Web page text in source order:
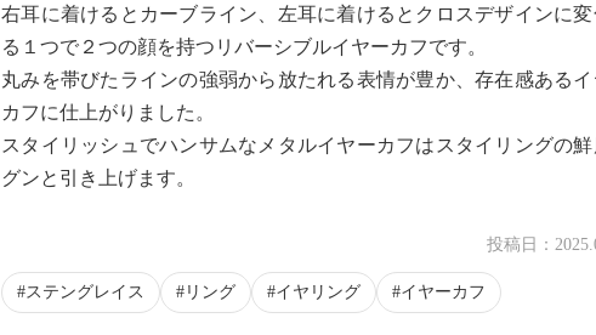
右耳に着けるとカーブライン、左耳に着けるとクロスデザインに変
る１つで２つの顔を持つリバーシブルイヤーカフです。
丸みを帯びたラインの強弱から放たれる表情が豊か、存在感あるイ
カフに仕上がりました。
スタイリッシュでハンサムなメタルイヤーカフはスタイリングの鮮
グンと引き上げます。
投稿日：
ステングレイス リング イヤリング イヤーカフ